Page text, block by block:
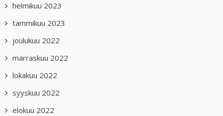
helmikuu 2023
tammikuu 2023
joulukuu 2022
marraskuu 2022
lokakuu 2022
syyskuu 2022
elokuu 2022